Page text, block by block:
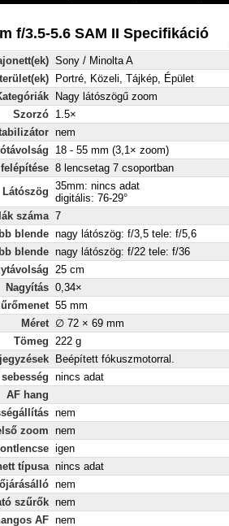
f/3.5-5.6 SAM II Specifikáció
Sony / Minolta A
Portré, Közeli, Tájkép, Épület
Nagy látószögű zoom
Szorzó 1.5×
nem
18 - 55 mm (3,1× zoom)
8 lencsetag 7 csoportban
Látószög 35mm: nincs adat
digitális: 76-29°
száma 7
blende nagy látószög: f/3,5 tele: f/5,6
blende nagy látószög: f/22 tele: f/36
25 cm
Nagyítás 0,34×
55 mm
Méret ∅ 72 × 69 mm
Tömeg 222 g
Beépített fókuszmotorral.
nincs adat
AF hang
nem
zoom
nem
igen
típusa nincs adat
nem
szűrők nem
AF nem